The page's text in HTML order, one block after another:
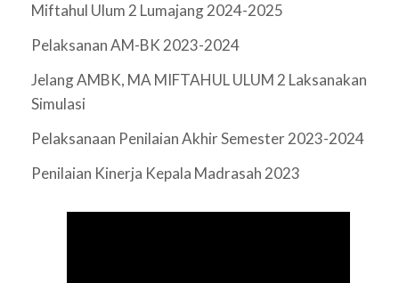
Miftahul Ulum 2 Lumajang 2024-2025
Pelaksanan AM-BK 2023-2024
Jelang AMBK, MA MIFTAHUL ULUM 2 Laksanakan
Simulasi
Pelaksanaan Penilaian Akhir Semester 2023-2024
Penilaian Kinerja Kepala Madrasah 2023